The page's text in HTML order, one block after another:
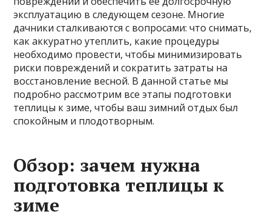
эксплуатацию в следующем сезоне. Многие
дачники сталкиваются с вопросами: что снимать,
как аккуратно утеплить, какие процедуры
необходимо провести, чтобы минимизировать
риски повреждений и сократить затраты на
восстановление весной. В данной статье мы
подробно рассмотрим все этапы подготовки
теплицы к зиме, чтобы ваш зимний отдых был
спокойным и плодотворным.
Обзор: зачем нужна
подготовка теплицы к
зиме